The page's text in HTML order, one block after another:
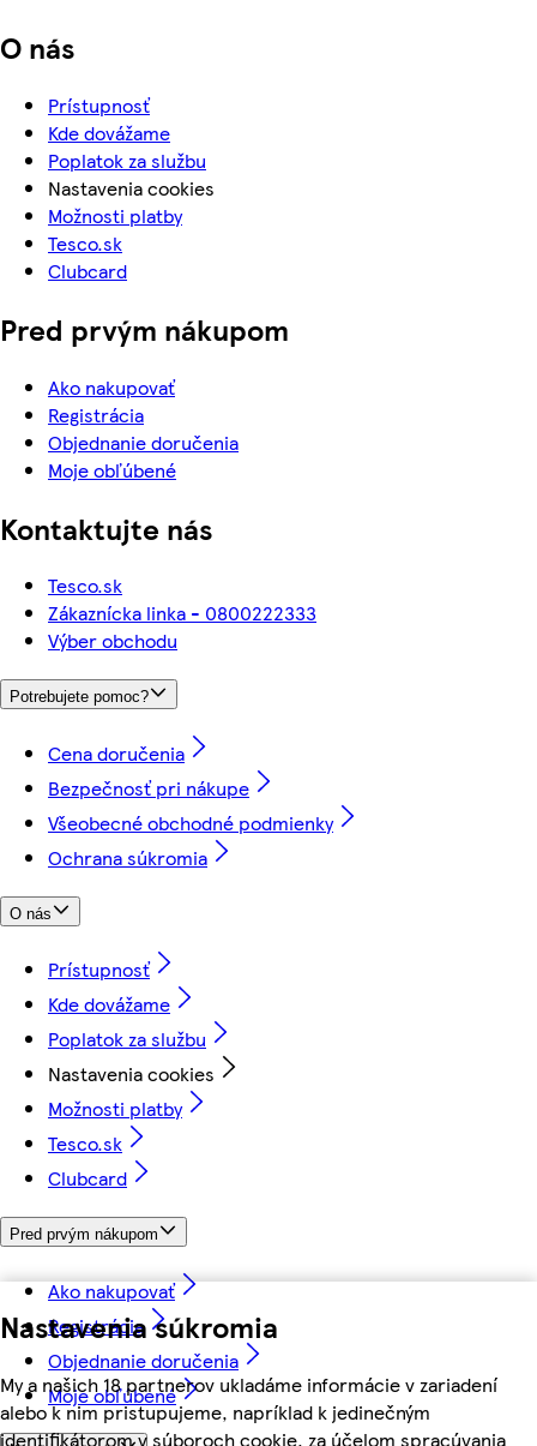
Nastavenia súkromia
My a našich 18 partnerov ukladáme informácie v zariadení
alebo k nim pristupujeme, napríklad k jedinečným
identifikátorom v súboroch cookie, za účelom spracúvania
O nás
Prístupnosť
Kde dovážame
Poplatok za službu
Nastavenia cookies
Možnosti platby
Tesco.sk
Clubcard
Pred prvým nákupom
Ako nakupovať
Registrácia
Objednanie doručenia
Moje obľúbené
Kontaktujte nás
Tesco.sk
Zákaznícka linka - 0800222333
Výber obchodu
Potrebujete pomoc?
Cena doručenia
Bezpečnosť pri nákupe
Všeobecné obchodné podmienky
Ochrana súkromia
O nás
Prístupnosť
Kde dovážame
Poplatok za službu
Nastavenia cookies
Možnosti platby
Tesco.sk
Clubcard
Pred prvým nákupom
Ako nakupovať
Registrácia
Objednanie doručenia
Moje obľúbené